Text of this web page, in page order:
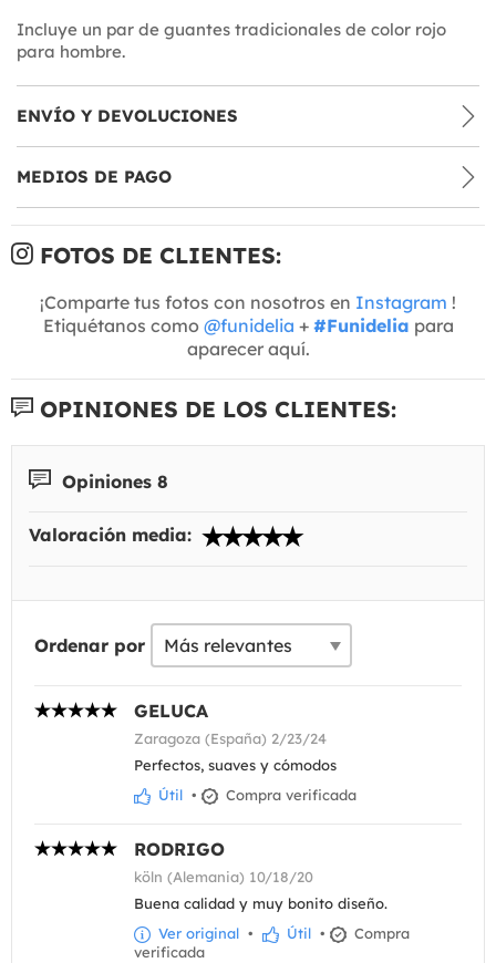
Incluye un par de guantes tradicionales de color rojo
para hombre.
ENVÍO Y DEVOLUCIONES
MEDIOS DE PAGO
FOTOS DE CLIENTES:
¡Comparte tus fotos con nosotros en Instagram !
Etiquétanos como @funidelia + #Funidelia para
aparecer aquí.
OPINIONES DE LOS CLIENTES:
Opiniones 8
Valoración media:
Ordenar por
GELUCA
Zaragoza (España) 2/23/24
Perfectos, suaves y cómodos
Útil • Compra verificada
RODRIGO
köln (Alemania) 10/18/20
Buena calidad y muy bonito diseño.
Ver original • Útil •
Compra
verificada